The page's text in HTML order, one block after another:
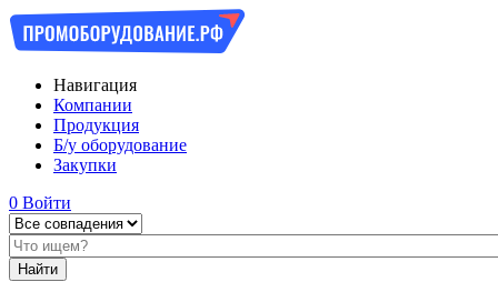
Навигация
Компании
Продукция
Б/у оборудование
Закупки
0 Войти